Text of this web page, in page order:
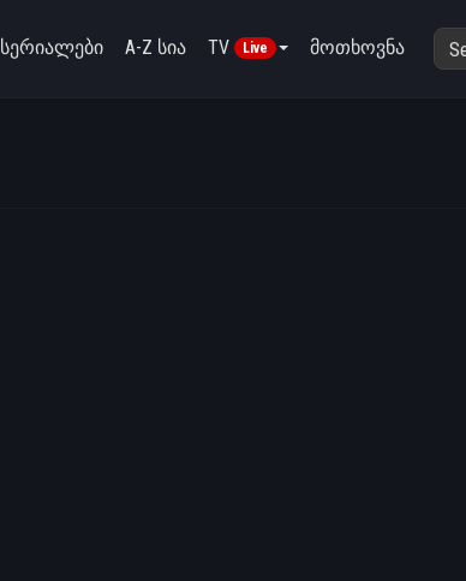
სერიალები A-Z სია TV Live მოთხოვნა